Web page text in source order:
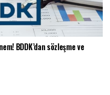
BDDK’dan sözleşme ve